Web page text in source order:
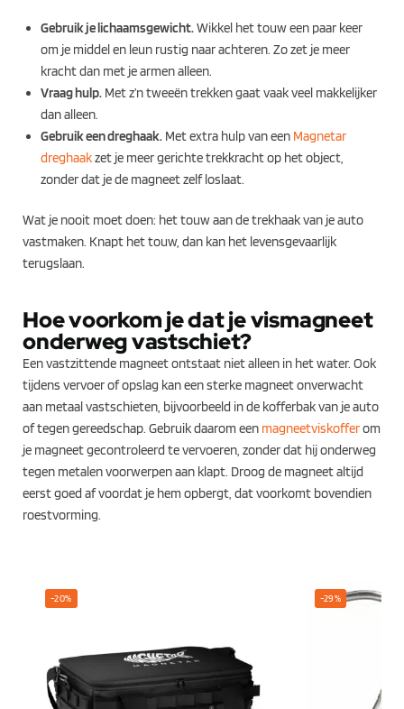
Gebruik je lichaamsgewicht.Wikkel het touw een paar keer
om je middel en leun rustig naar achteren. Zo zet je meer
kracht dan met je armen alleen.
Vraag hulp. Met z’n tweeën trekken gaat vaak veel makkelijker
dan alleen.
Gebruik een dreghaak. Met extra hulp van een Magnetar
dreghaakzet je meer gerichte trekkracht op het object,
zonder dat je de magneet zelf loslaat.
Wat je nooit moet doen: het touw aan de trekhaak van je auto
vastmaken. Knapt het touw, dan kan het levensgevaarlijk
terugslaan.
Hoe voorkom je dat je vismagneet
onderweg vastschiet?
Een vastzittende magneet ontstaat niet alleen in het water. Ook
tijdens vervoer of opslag kan een sterke magneet onverwacht
aan metaal vastschieten, bijvoorbeeld in de kofferbak van je auto
of tegen gereedschap. Gebruik daarom een magneetviskofferom
je magneet gecontroleerd te vervoeren, zonder dat hij onderweg
tegen metalen voorwerpen aan klapt. Droog de magneet altijd
eerst goed af voordat je hem opbergt, dat voorkomt bovendien
roestvorming.
-20% -29%